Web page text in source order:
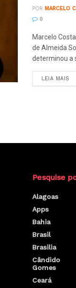
POR MARCELO
0
Marcelo
de Almeida
determinou a
LEIA MAIS
Pesquise
Alagoas
Apps
Bahia
Brasil
Brasilia
Cândido
Gomes
Ceará